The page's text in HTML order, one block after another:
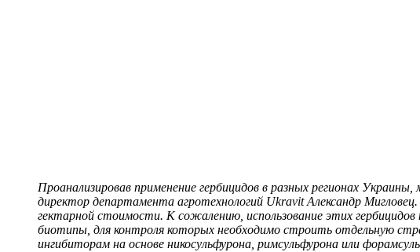
Проанализировав применение гербицидов в разных регионах
директор департамента агротехнологий Ukravit Александр Мигловец.
гектарной стоимости. К сожалению, использование этих гербицидов
биотипы, для контроля которых необходимо строить отдельную
ингибиторам на основе никосульфурона, римсульфурона или